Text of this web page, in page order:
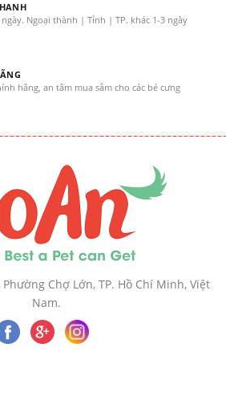
Ngoại thành | Tỉnh | TP. khác 1-3 ngày
hãng, an tâm mua sắm cho các bé cưng
Chợ Lớn, TP. Hồ Chí Minh, Việt
Nam.